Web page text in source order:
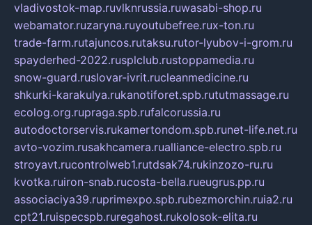
vladivostok-map.ruvlknrussia.ruwasabi-shop.ru
webamator.ruzaryna.ruyoutubefree.rux-ton.ru
trade-farm.rutajuncos.rutaksu.rutor-lyubov-i-grom.ru
spayderhed-2022.rusplclub.rustoppamedia.ru
snow-guard.ruslovar-ivrit.rucleanmedicine.ru
shkurki-karakulya.rukanotiforet.spb.rututmassage.ru
ecolog.org.rupraga.spb.rufalcorussia.ru
autodoctorservis.rukamertondom.spb.runet-life.net.ru
avto-vozim.rusakhcamera.rualliance-electro.spb.ru
stroyavt.rucontrolweb1.rutdsak74.rukinzozo-ru.ru
kvotka.ruiron-snab.rucosta-bella.rueugrus.pp.ru
associaciya39.ruprimexpo.spb.rubezmorchin.ruia2.ru
cpt21.ruispecspb.ruregahost.rukolosok-elita.ru